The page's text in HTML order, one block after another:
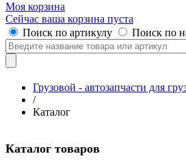
Моя корзина
Сейчас ваша корзина пуста
Поиск по артикулу
Поиск по
Грузовой - автозапчасти для
/
Каталог
Каталог товаров